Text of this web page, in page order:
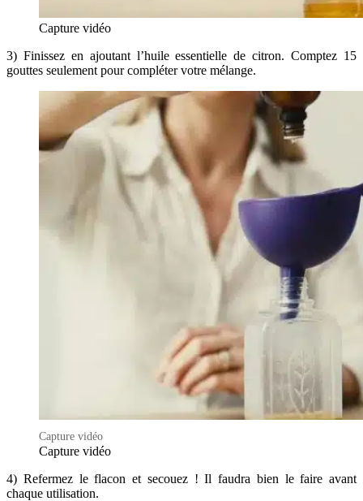
Capture vidéo
3) Finissez en ajoutant l’huile essentielle de citron. Comptez 15
gouttes seulement pour compléter votre mélange.
Capture vidéo
Capture vidéo
4) Refermez le flacon et secouez ! Il faudra bien le faire avant
chaque utilisation.